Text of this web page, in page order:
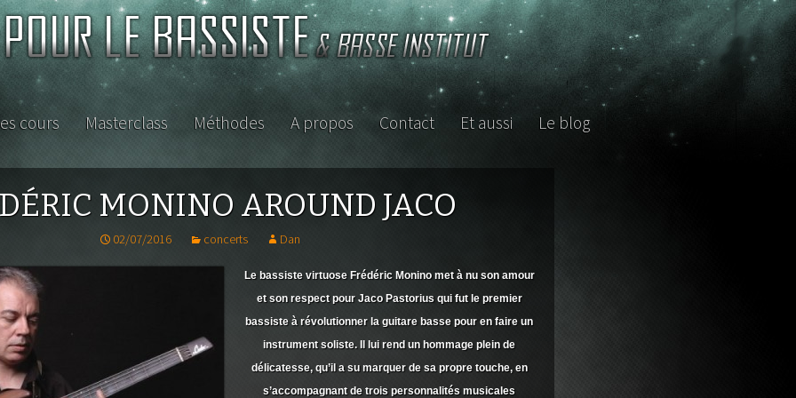
cours Masterclass Méthodes A propos Contact
Et aussi
Archives
Le blog
MONINO AROUND JACO
02/07/2016 concerts Dan
Le bassiste virtuose Frédéric Monino met à nu son amour
et son respect pour Jaco Pastoriusqui fut le premier
bassiste à révolutionner la guitare basse pour en faire un
instrument soliste. Il lui rend un hommage plein de
délicatesse, qu’il a su marquer de sa propre touche, en
s’accompagnant de trois personnalités musicales